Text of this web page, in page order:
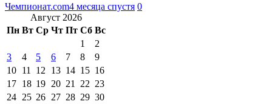
Чемпионат.com4 месяца спустя 0
Август 2026
Пн Вт Ср Чт Пт Сб Вс
1
2
3
4 5 6 7 8
9
10 11 12 13 14 15 16
17 18 19 20 21 22 23
24 25 26 27 28 29 30